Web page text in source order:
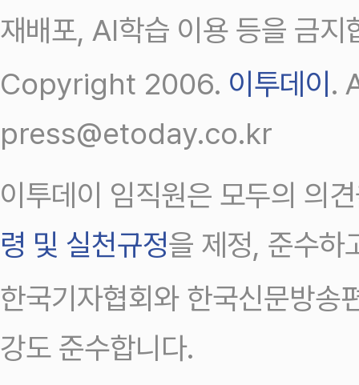
재배포, AI학습 이용 등을 금지
Copyright 2006. 이투데이 .
press@etoday.co.kr
이투데이 임직원은 모두의 의
령 및 실천규정을 제정, 준수하
한국기자협회와 한국신문방송
강도 준수합니다.